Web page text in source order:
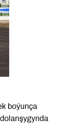
boýunça